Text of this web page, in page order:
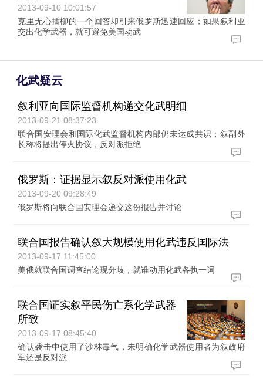
2013-09-10 10:01:57
克里无心插柳的一个回答却引来俄罗斯迅速回应；如果叙利亚
交出化学武器，就可避免美国动武
化武疑云
叙利亚向国际监督机构递交化武明细
2013-09-21 08:37:23
联合国安理会和国际化武监督机构内部仍未达成共识；叙副外
长称将提出停火协议，反对派拒绝
俄罗斯：证据显示叙反对派使用化武
2013-09-20 09:28:49
俄罗斯将向联合国安理会递交这份报告并讨论
联合国报告确认叙大规模使用化武违反国际法
2013-09-17 11:45:00
美俄就联合国调查结论现分歧，就谁动用化武各执一词
联合国证实叙平民伤亡系化学武器
所致
2013-09-17 08:45:40
确认袭击中使用了沙林毒气，未明确化学武器使用者为叙政府
军还是反对派